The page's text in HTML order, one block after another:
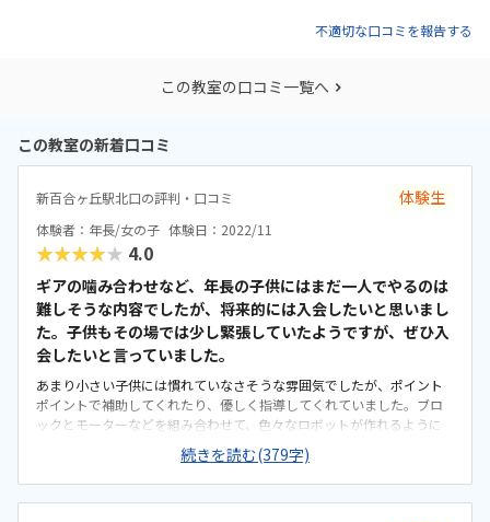
不適切な口コミを報告する
この教室の口コミ一覧へ
この教室の新着口コミ
新百合ヶ丘駅北口の評判・口コミ 体験生
体験者：年長/女の子 体験日：2022/11
★★★★★ 4.0
ギアの噛み合わせなど、年長の子供にはまだ一人でやるのは
難しそうな内容でしたが、将来的には入会したいと思いまし
た。子供もその場では少し緊張していたようですが、ぜひ入
会したいと言っていました。
あまり小さい子供には慣れていなさそうな雰囲気でしたが、ポイント
ポイントで補助してくれたり、優しく指導してくれていました。ブロ
ックとモーターなどを組み合わせて、色々なロボットが作れるように
工夫されており、毎回パーツを使いまわせるので、教材費が少なく済
んでいいなと思いました。上級コースになると、プログラミングもあ
り、論理的な思考力が楽しく鍛えられそうです。大きな駅の近くの貸
し会議室で開催されるようでしたので、非常にアクセスしやすいと思
続きを読む(379字)